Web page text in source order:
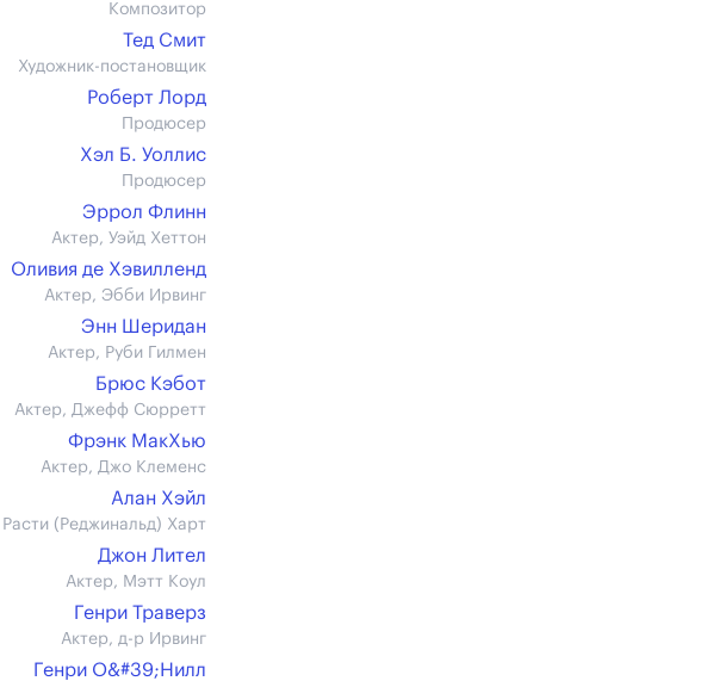
Композитор
Тед Смит
Художник-постановщик
Роберт Лорд
Продюсер
Хэл Б. Уоллис
Продюсер
Эррол Флинн
Актер, Уэйд Хеттон
Оливия де Хэвилленд
Актер, Эбби Ирвинг
Энн Шеридан
Актер, Руби Гилмен
Брюс Кэбот
Актер, Джефф Сюрретт
Фрэнк МакХью
Актер, Джо Клеменс
Алан Хэйл
(Реджинальд) Харт
Джон Лител
Актер, Мэтт Коул
Генри Траверз
Актер, д-р Ирвинг
Генри О&#39;Нилл